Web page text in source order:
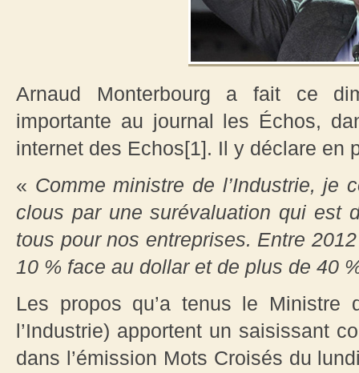
Arnaud Monterbourg a fait ce
importante au journal les Échos,
internet des Echos[1]. Il y déclare en
« Comme ministre de l’Industrie, je
clous par une surévaluation qui est
tous pour nos entreprises. Entre
10 % face au dollar et de plus de 40
Les propos qu’a tenus le Ministre
l’Industrie) apportent un saisissant
dans l’émission Mots Croisés du